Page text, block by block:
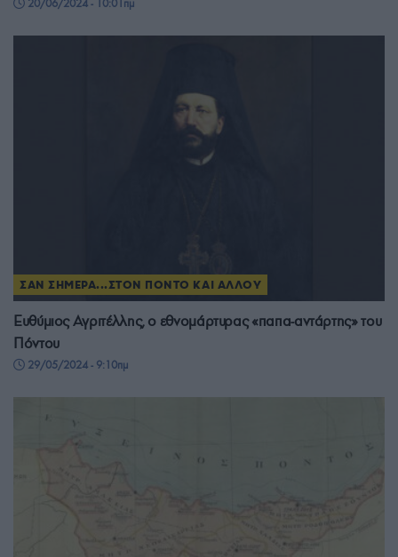
20/06/2024 - 10:01πμ
ΣΑΝ ΣΗΜΕΡΑ...ΣΤΟΝ ΠΟΝΤΟ ΚΑΙ ΑΛΛΟΥ
Ευθύμιος Αγριτέλλης, ο εθνομάρτυρας «παπα-αντάρτης» του
Πόντου
29/05/2024 - 9:10πμ